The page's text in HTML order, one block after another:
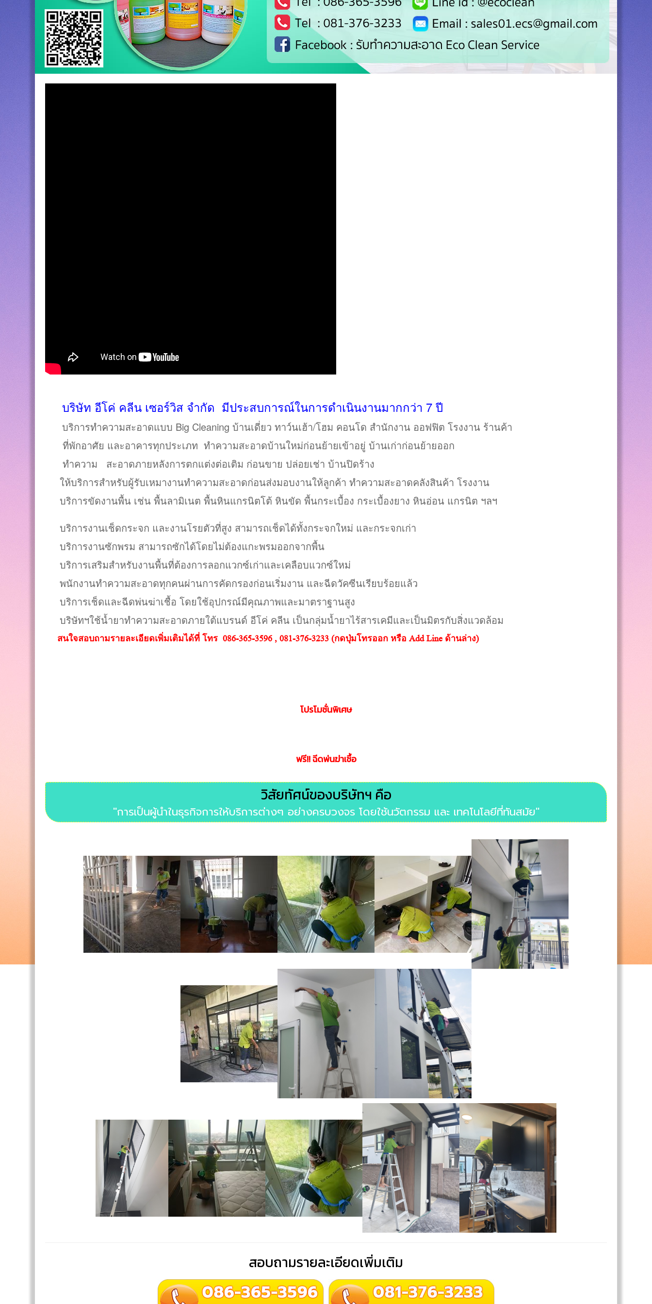
บริษัท อีโค่ คลีน เซอร์วิส จำกัด มีประสบการณ์ในการดำเนินงานมากกว่า 7 ปี
บริการทำความสะอาดแบบ Big Cleaning บ้านเดี่ยว ทาว์นเฮ้า/โฮม คอนโด สำนักงาน ออฟฟิต โรงงาน ร้านค้า
ที่พักอาศัย และอาคารทุกประเภท ทำความสะอาดบ้านใหม่ก่อนย้ายเข้าอยู่ บ้านเก่าก่อนย้ายออก
ทำความ สะอาดภายหลังการตกแต่งต่อเติม ก่อนขาย ปล่อยเช่า บ้านปิดร้าง
ให้บริการสำหรับผู้รับเหมางานทำความสะอาดก่อนส่งมอบงานให้ลูกค้า ทำความสะอาดคลังสินค้า โรงงาน
บริการขัดงานพื้น เช่น พื้นลามิเนต พื้นหินแกรนิตโต้ หินขัด พื้นกระเบื้อง กระเบื้องยาง หินอ่อน แกรนิต ฯลฯ
บริการงานเช็ดกระจก และงานโรยตัวที่สูง สามารถเช็ดได้ทั้งกระจกใหม่ และกระจกเก่า
บริการงานซักพรม สามารถซักได้โดยไม่ต้องแกะพรมออกจากพื้น
บริการเสริมสำหรับงานพื้นที่ต้องการลอกแวกซ์เก่าและเคลือบแวกซ์ใหม่
พนักงานทำความสะอาดทุกคนผ่านการคัดกรองก่อนเริ่มงาน และฉีดวัคซีนเรียบร้อยแล้ว
บริการเช็ดและฉีดพ่นฆ่าเชื้อ โดยใช้อุปกรณ์มีคุณภาพและมาตราฐานสูง
บริษัทฯใช้น้ำยาทำความสะอาดภายใต้แบรนด์ อีโค่ คลีน เป็นกลุ่มน้ำยาไร้สารเคมีและเป็นมิตรกับสิ่งแวดล้อม
สนใจสอบถามรายละเอียดเพิ่มเติมได้ที่ โทร 086-365-3596 , 081-376-3233 (กดปุ่มโทรออก หรือ Add Line ด้านล่าง)
โปรโมชั่นพิเศษ
ฟรี!! ฉีดพ่นฆ่าเชื้อ
วิสัยทัศน์ของบริษัทฯ คือ
"การเป็นผู้นำในธุรกิจการให้บริการต่างๆ อย่างครบวงจร โดยใช้นวัตกรรม และ เทคโนโลยีที่ทันสมัย"
สอบถามรายละเอียดเพิ่มเติม